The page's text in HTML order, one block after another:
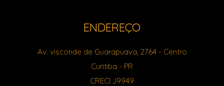
ENDEREÇO
Av. visconde de Guarapuava, 2764- Centro
Curitiba - PR
CRECI J9949